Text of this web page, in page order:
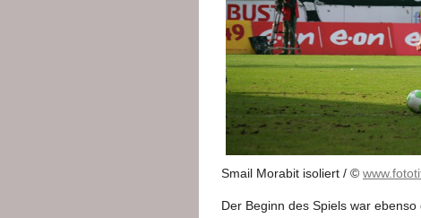
Smail Morabit isoliert / ©
Der Beginn des Spiels war